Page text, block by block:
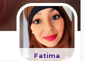
Fatima